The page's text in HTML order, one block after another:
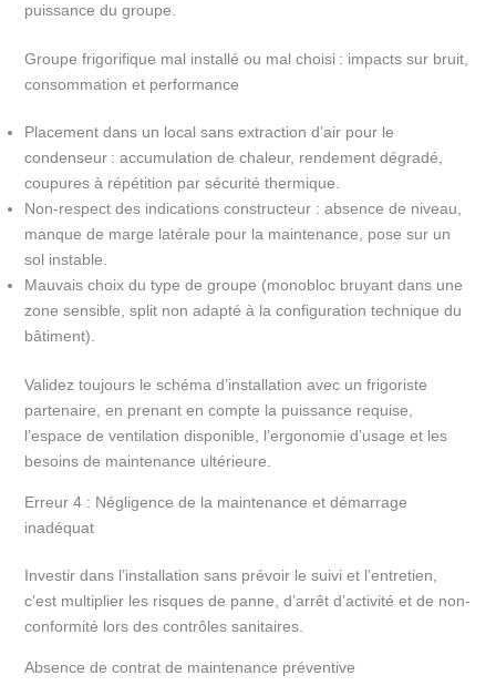
puissance du groupe.
Groupe frigorifique mal installé ou mal choisi : impacts sur bruit,
consommation et performance
Placement dans un local sans extraction d’air pour le
condenseur : accumulation de chaleur, rendement dégradé,
coupures à répétition par sécurité thermique.
Non-respect des indications constructeur : absence de niveau,
manque de marge latérale pour la maintenance, pose sur un
sol instable.
Mauvais choix du type de groupe (monobloc bruyant dans une
zone sensible, split non adapté à la configuration technique du
bâtiment).
Validez toujours le schéma d’installation avec un frigoriste
partenaire, en prenant en compte la puissance requise,
l’espace de ventilation disponible, l’ergonomie d’usage et les
besoins de maintenance ultérieure.
Erreur 4 : Négligence de la maintenance et démarrage
inadéquat
Investir dans l’installation sans prévoir le suivi et l’entretien,
c’est multiplier les risques de panne, d’arrêt d’activité et de non-
conformité lors des contrôles sanitaires.
Absence de contrat de maintenance préventive